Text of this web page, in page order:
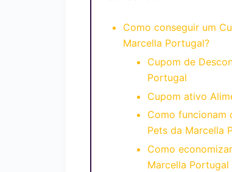
Como conseguir um
Marcella Portugal?
Cupom de
Portugal
Cupom ativo
Como funcionam
Pets da Marcella
Como
Marcella Portugal